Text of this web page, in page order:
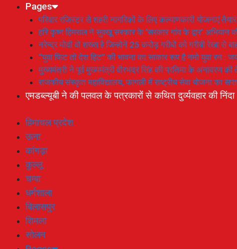
Pages
परिवार रजिस्टर से शहरी नागरिकों के लिए कल्याणकारी योजनाएं
हरि कृष्ण हिमराल ने सुक्खू सरकार के ‘सरकार गांव के द्वार’ अभियान
नरेन्द्र मोदी वो शख्स है जिन्होनें 25 करोड़ गरीबों को गरीबी रेखा से
“युवा फिट तो देश हिट” की भावना का साकार रूप है नमो युवा रन :
मुख्यमंत्री ने पूर्व मुख्यमंत्री वीरभद्र सिंह की प्रतिमा के अनावरण की
राजकीय संस्कृत महाविद्यालय, फागली में राष्ट्रीय सेवा योजना का
एमडब्ल्यूबी ने की पलवल के पत्रकारों से कथित दुर्व्यवहार की निंदा
हिमाचल प्रदेश
ऊना
कांगड़ा
कुल्लू
चम्बा
धर्मशाला
बिलासपुर
शिमला
सोलन